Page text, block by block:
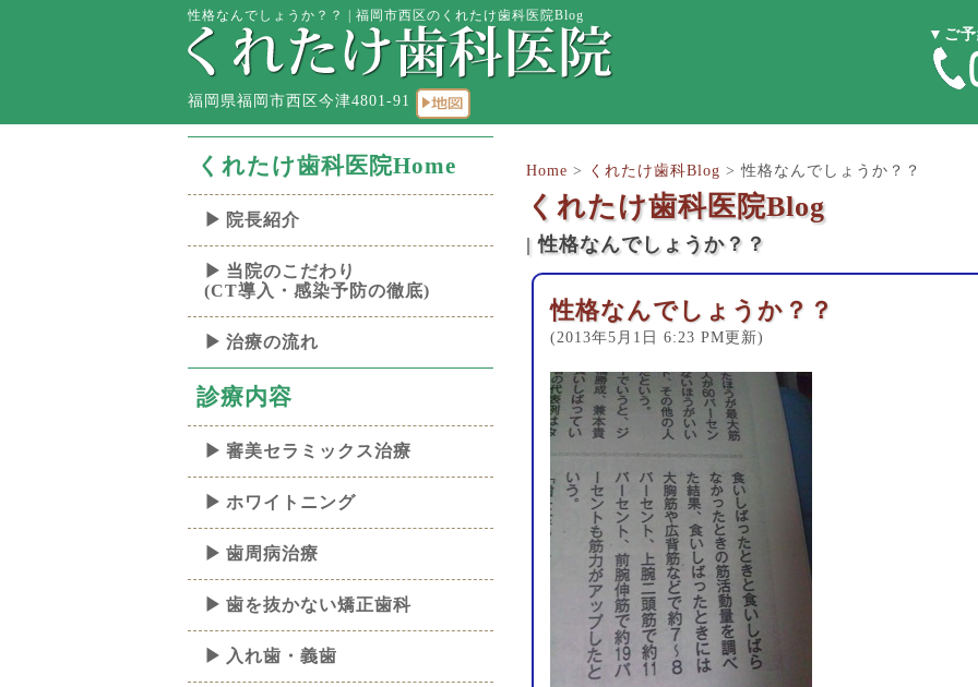
性格なんでしょうか？？ | 福岡市西区のくれたけ歯科医院Blog
福岡県福岡市西区今津4801-91
▼ご予
くれたけ歯科医院Home
院長紹介
当院のこだわり
(CT導入・感染予防の徹底)
治療の流れ
診療内容
審美セラミックス治療
ホワイトニング
歯周病治療
歯を抜かない矯正歯科
入れ歯・義歯
Home > くれたけ歯科Blog >性格なんでしょうか？？
くれたけ歯科医院Blog
| 性格なんでしょうか？？
性格なんでしょうか？？
(2013年5月1日 6:23 PM更新)